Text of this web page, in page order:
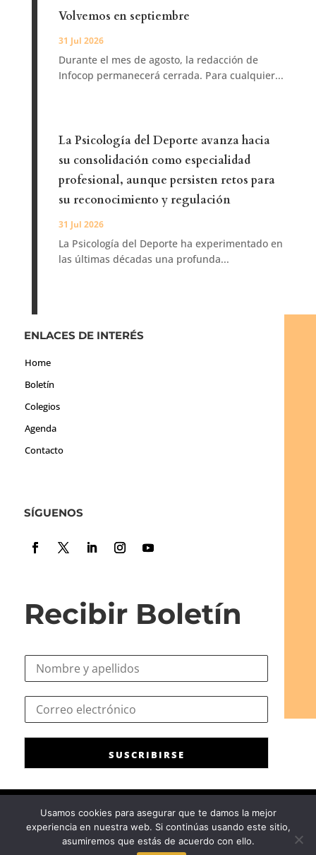
Volvemos en septiembre
31 Jul 2026
Durante el mes de agosto, la redacción de
Infocop permanecerá cerrada. Para cualquier...
La Psicología del Deporte avanza hacia
su consolidación como especialidad
profesional, aunque persisten retos para
su reconocimiento y regulación
31 Jul 2026
La Psicología del Deporte ha experimentado en
las últimas décadas una profunda...
ENLACES DE INTERÉS
Home
Boletín
Colegios
Agenda
Contacto
SÍGUENOS
Recibir Boletín
N
r
N
m
b
e
C
r
C
o
e
c
SUSCRIBIRSE
Consejo General de la Psicología de España|Privacidad|Aviso
Legal| Política de cookies
Usamos cookies para asegurar que te damos la mejor
experiencia en nuestra web. Si continúas usando este sitio,
asumiremos que estás de acuerdo con ello.